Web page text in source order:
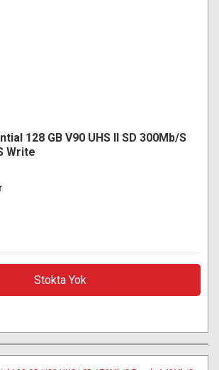
128 GB V90 UHS II SD 300Mb/S
Write
Stokta Yok